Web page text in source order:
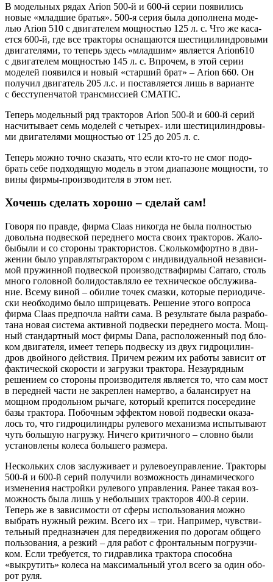
В модель­ных рядах Arion 500‑й и 600‑й серии появи­лись
новые «млад­шие бра­тья». 500‑я серия была допол­не­на моде­
лью Arion 510 с дви­га­те­лем мощ­но­стью 125 л. с. Что же каса­
ет­ся 600‑й, где все трак­то­ры осна­ща­ют­ся шести­ци­лин­дро­вы­ми
дви­га­те­ля­ми, то теперь здесь «млад­шим» явля­ет­ся Arion610
c дви­га­те­лем мощ­но­стью 145 л. с. Впро­чем, в этой серии
моде­лей появил­ся и новый «стар­ший брат» – Arion 660. Он
полу­чил дви­га­тель 205 л.с. и постав­ля­ет­ся лишь в вари­ан­те
с бес­сту­пен­ча­той транс­мис­си­ей CMATIC.
Теперь модель­ный ряд трак­то­ров Arion 500‑й и 600‑й серий
насчи­ты­ва­ет семь моде­лей с четы­рех- или шести­ци­лин­дро­вы­
ми дви­га­те­ля­ми мощ­но­стью от 125 до 205 л. с.
Теперь мож­но точ­но ска­зать, что если кто-то не смог подо­
брать себе под­хо­дя­щую модель в этом диа­па­зоне мощ­но­сти, то
вины фир­мы-про­из­во­ди­те­ля в этом нет.
Хочешь сделать хорошо – сделай сам!
Гово­ря по прав­де, фир­ма Claas нико­гда не была пол­но­стью
доволь­на под­вес­кой перед­не­го моста сво­их трак­то­ров. Жало­
бы­бы­ли и со сто­ро­ны трак­то­ри­стов. Сколь­ком­форт­но в дви­
же­нии было управ­лять­трак­то­ром с инди­ви­ду­аль­ной неза­ви­си­
мой пру­жин­ной под­вес­кой про­из­вод­ства­фир­мы Carraro, столь
мно­го голов­ной боли­до­став­ля­ло ее тех­ни­че­ское обслу­жи­ва­
ние. Все­му виной – оби­лие точек смаз­ки, кото­рые пери­о­ди­че­
ски необ­хо­ди­мо было шпри­це­вать. Реше­ние это­го вопро­са
фир­ма Claas пред­по­чла най­ти сама. В резуль­та­те была раз­ра­бо­
та­на новая систе­ма актив­ной под­вес­ки перед­не­го моста. Мощ­
ный стан­дарт­ный мост фир­мы Dana, рас­по­ло­жен­ный под бло­
ком дви­га­те­ля, име­ет теперь под­вес­ку из двух гид­ро­ци­лин­
дров двой­но­го дей­ствия. При­чем режим их рабо­ты зави­сит от
фак­ти­че­ской ско­ро­сти и загруз­ки трак­то­ра. Неза­у­ряд­ным
реше­ни­ем со сто­ро­ны про­из­во­ди­те­ля явля­ет­ся то, что сам мост
в перед­ней части не закреп­лен намерт­во, а балан­си­ру­ет на
мощ­ном про­доль­ном рыча­ге, кото­рый кре­пит­ся посе­ре­дине
базы трак­то­ра. Побоч­ным эффек­том новой под­вес­ки ока­за­
лось то, что гид­ро­ци­лин­дры руле­во­го меха­низ­ма испы­ты­ва­ют
чуть боль­шую нагруз­ку. Ниче­го кри­тич­но­го – слов­но были
уста­нов­ле­ны коле­са боль­ше­го размера.
Несколь­ких слов заслу­жи­ва­ет и руле­во­е­управ­ле­ние. Трак­то­ры
500‑й и 600‑й серий полу­чи­ли воз­мож­ность дина­ми­че­ско­го
изме­не­ния настрой­ки руле­во­го управ­ле­ния. Ранее такая воз­
мож­ность была лишь у неболь­ших трак­то­ров 400‑й серии.
Теперь же в зави­си­мо­сти от сфе­ры исполь­зо­ва­ния мож­но
выбрать нуж­ный режим. Все­го их – три. Напри­мер, чув­стви­
тель­ный пред­на­зна­чен для пере­дви­же­ния по доро­гам обще­го
поль­зо­ва­ния, а рез­кий – для работ с фрон­таль­ным погруз­чи­
ком. Если тре­бу­ет­ся, то гид­рав­ли­ка трак­то­ра спо­соб­на
«выкру­тить» коле­са на мак­си­маль­ный угол все­го за один обо­
рот руля.